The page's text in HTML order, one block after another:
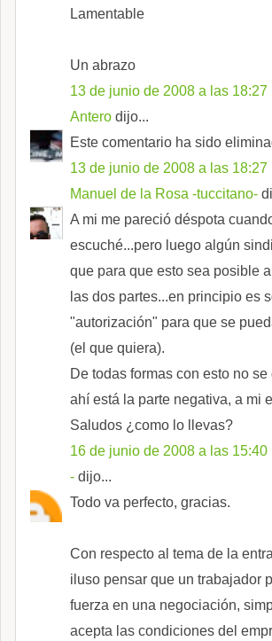
Lamentable
Un abrazo
13 de junio de 2008 a las 18:27
Antero dijo...
Este comentario ha sido
13 de junio de 2008 a las 18:27
Manuel de la Rosa -tuccitano-
A mi me pareció déspota
escuché...pero luego algún
que para que esto sea posible
las dos partes...en principio es
"autorización" para que se
(el que quiera).
De todas formas con esto no se
ahí está la parte negativa, a mi
Saludos ¿como lo llevas?
16 de junio de 2008 a las 15:40
- dijo...
Todo va perfecto, gracias.
Con respecto al tema de la
iluso pensar que un trabajador
fuerza en una negociación,
acepta las condiciones del